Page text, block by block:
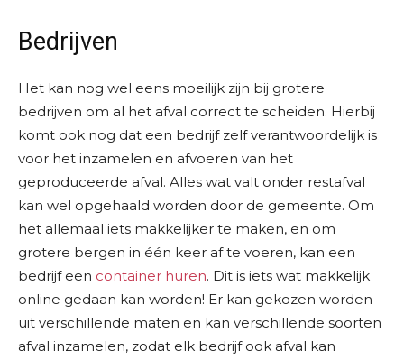
Bedrijven
Het kan nog wel eens moeilijk zijn bij grotere
bedrijven om al het afval correct te scheiden. Hierbij
komt ook nog dat een bedrijf zelf verantwoordelijk is
voor het inzamelen en afvoeren van het
geproduceerde afval. Alles wat valt onder restafval
kan wel opgehaald worden door de gemeente. Om
het allemaal iets makkelijker te maken, en om
grotere bergen in één keer af te voeren, kan een
bedrijf een container huren. Dit is iets wat makkelijk
online gedaan kan worden! Er kan gekozen worden
uit verschillende maten en kan verschillende soorten
afval inzamelen, zodat elk bedrijf ook afval kan